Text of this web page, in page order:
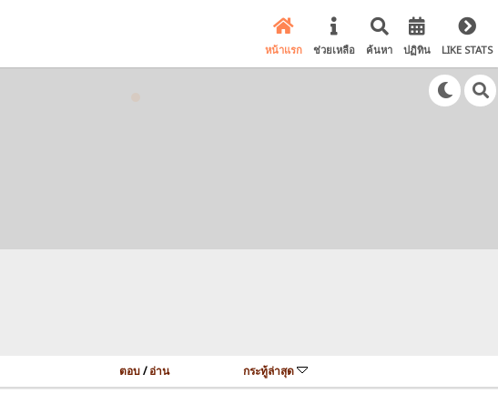
หน้าแรก ช่วยเหลือ ค้นหา ปฏิทิน LIKE STATS
ตอบ/อ่าน
กระทู้ล่าสุด